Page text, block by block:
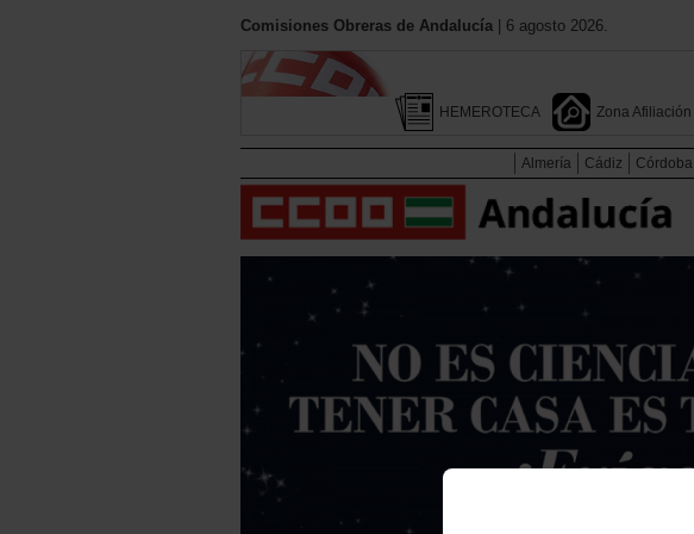
Comisiones Obreras de Andalucía | 6 agosto 2026.
HEMEROTECA Zona Afiliación
Almería Cádiz Córdoba